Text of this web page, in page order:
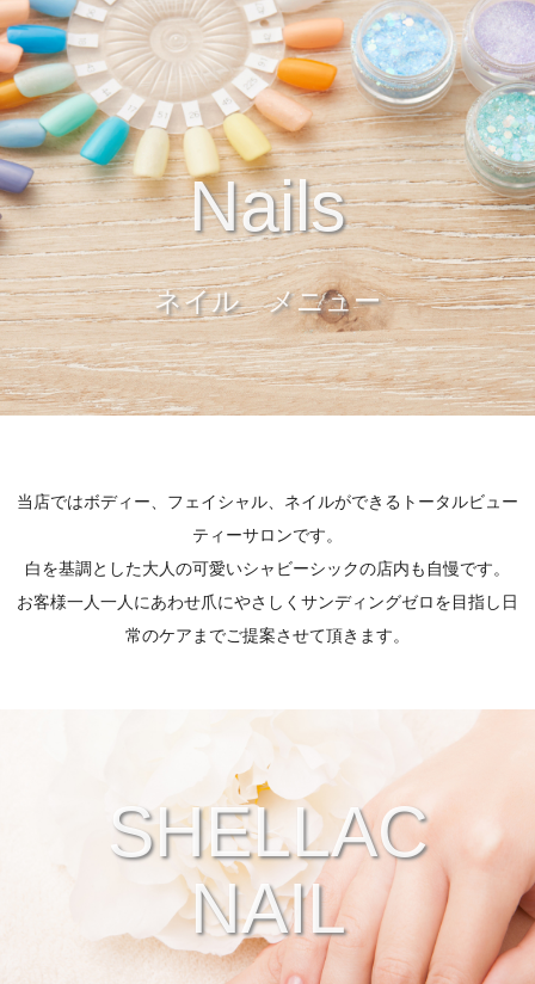
Nails
ネイル メニュー
当店ではボディー、フェイシャル、ネイルができるトータルビュー
ティーサロンです。
白を基調とした大人の可愛いシャビーシックの店内も自慢です。
お客様一人一人にあわせ爪にやさしくサンディングゼロを目指し日
常のケアまでご提案させて頂きます。
SHELLAC
NAIL